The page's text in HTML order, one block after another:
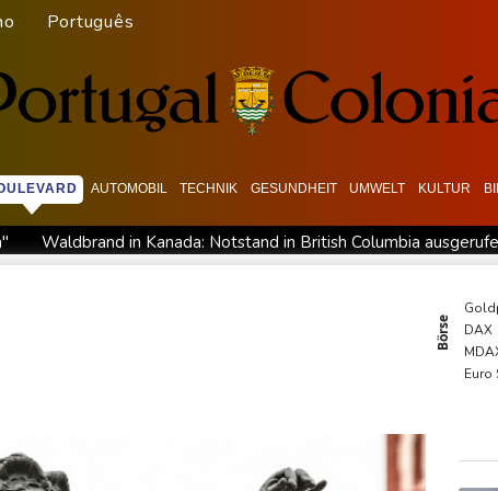
Português
AUTOMOBIL TECHNIK GESUNDHEIT UMWELT KULTUR
Waldbrand in Kanada: Notstand in British Columbia
Basketball-WM: Geiselsöder macht
Lionel Messi trauert um Vater und langjährigen
Sohn: Krebs von Ex-Präsident Biden hat sich
Börse
DAX
Euro